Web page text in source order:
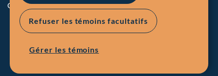
Gérer les témoins
© Corporation Fiera Capital
Refuser les témoins facultatifs
Gérer les témoins